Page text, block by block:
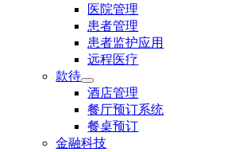
医院管理
患者管理
患者监护应用
远程医疗
款待
酒店管理
餐厅预订系统
餐桌预订
金融科技